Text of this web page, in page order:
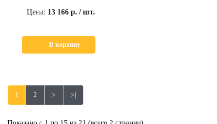
Цена: 13 166 р. / шт.
В корзину
1 2 > >|